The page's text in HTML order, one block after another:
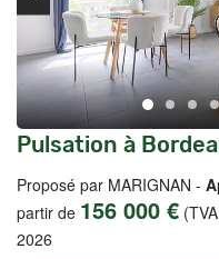
Pulsation à
Proposé par MARIGNAN -
partir de 156 000 €
2026